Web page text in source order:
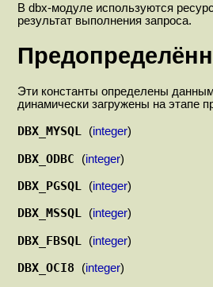
В dbx-модуле используются
результат выполнения запроса.
Эти константы определены
динамически загружены на этапе
DBX_MYSQL (integer)
DBX_ODBC (integer)
DBX_PGSQL (integer)
DBX_MSSQL (integer)
DBX_FBSQL (integer)
DBX_OCI8 (integer)